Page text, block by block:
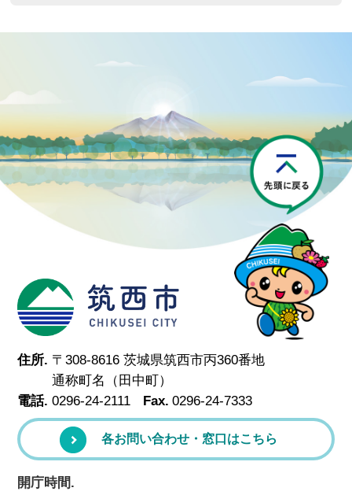
筑西市
住所. 〒308-8616 茨城県筑西市丙360番地
通称町名（田中町）
電話. 0296-24-2111 Fax. 0296-24-7333
各お問い合わせ・窓口はこちら
開庁時間.